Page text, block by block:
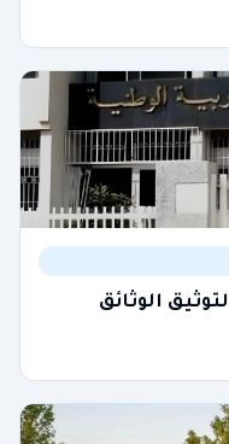
الوثائق